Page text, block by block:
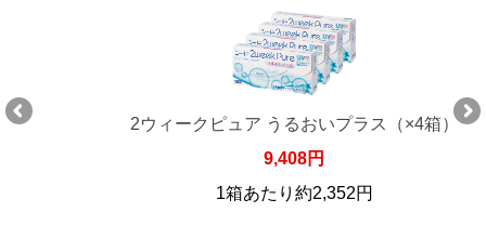
2ウィークピュア うるおいプラス（×4箱）
9,408円
1箱あたり約2,352円